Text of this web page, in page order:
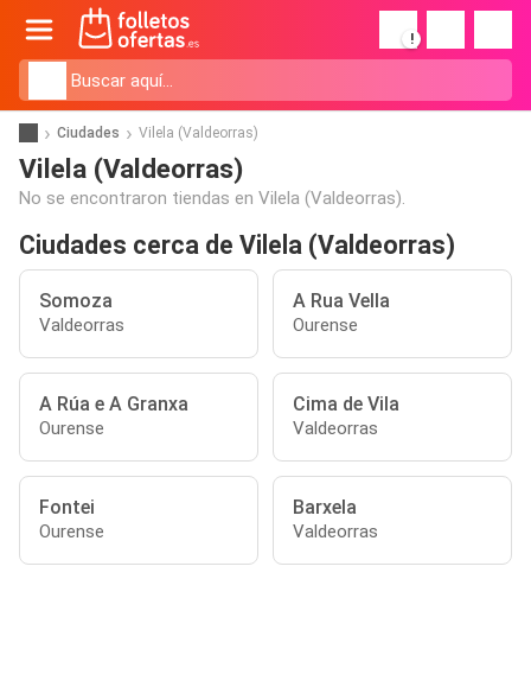
!
Ciudades Vilela (Valdeorras)
Vilela (Valdeorras)
No se encontraron tiendas en Vilela (Valdeorras).
Ciudades cerca de Vilela (Valdeorras)
Somoza
Valdeorras
A Rua Vella
Ourense
A Rúa e A Granxa
Ourense
Cima de Vila
Valdeorras
Fontei
Ourense
Barxela
Valdeorras